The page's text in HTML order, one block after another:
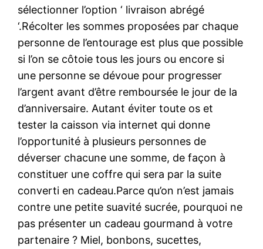
sélectionner l’option ‘ livraison abrégé
‘.Récolter les sommes proposées par chaque
personne de l’entourage est plus que possible
si l’on se côtoie tous les jours ou encore si
une personne se dévoue pour progresser
l’argent avant d’être remboursée le jour de la
d’anniversaire. Autant éviter toute os et
tester la caisson via internet qui donne
l’opportunité à plusieurs personnes de
déverser chacune une somme, de façon à
constituer une coffre qui sera par la suite
converti en cadeau.Parce qu’on n’est jamais
contre une petite suavité sucrée, pourquoi ne
pas présenter un cadeau gourmand à votre
partenaire ? Miel, bonbons, sucettes,